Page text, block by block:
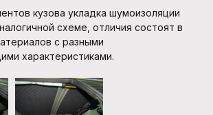
кузова укладка шумоизоляции
схеме, отличия состоят в
с разными
характеристиками.